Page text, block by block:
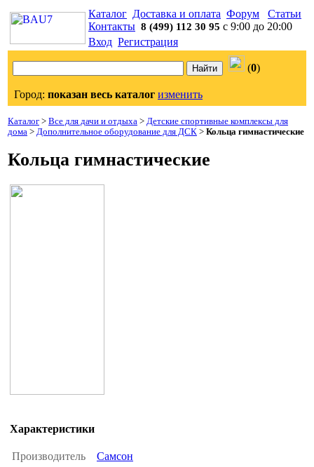
Каталог Доставка и оплата Форум
Статьи
Контакты 8 (499) 112 30 95 с 9:00 до 20:00
Вход Регистрация
(0)
Город: показан весь каталог изменить
Каталог > Все для дачи и отдыха > Детские спортивные комплексы для
дома > Дополнительное оборудование для ДСК > Кольца гимнастические
Кольца гимнастические
Характеристики
Производитель Самсон